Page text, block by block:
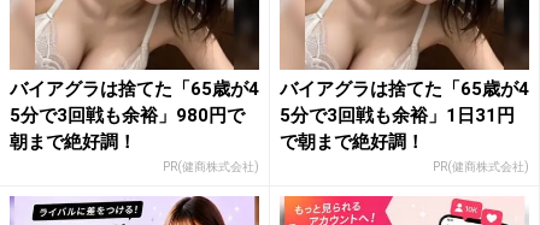
バイアグラは捨てた「65歳が4
5分で3回戦も余裕」980円で
朝まで絶好調！
PR(健商株式会社)
バイアグラは捨てた「65歳が4
5分で3回戦も余裕」1日31円
で朝まで絶好調！
PR(健商株式会社)